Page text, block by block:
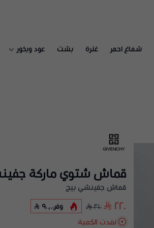
شماغ احمر غترة بشت عود وبخور
قماش شتوي ماركة
قماش جفينشي بيج
٢٢٠ ٣١٠ وفر ٩٠٫٠٠
نفدت الكمية